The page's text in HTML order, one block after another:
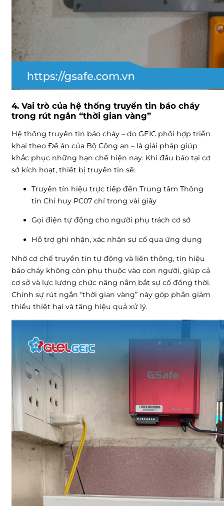
4. Vai trò của hệ thống truyền tin báo cháy
trong rút ngắn “thời gian vàng”
Hệ thống truyền tin báo cháy – do GEIC phối hợp triển
khai theo Đề án của Bộ Công an – là giải pháp giúp
khắc phục những hạn chế hiện nay. Khi đầu báo tại cơ
sở kích hoạt, thiết bị truyền tin sẽ:
Truyền tín hiệu trực tiếp đến Trung tâm Thông
tin Chỉ huy PC07 chỉ trong vài giây
Gọi điện tự động cho người phụ trách cơ sở
Hỗ trợ ghi nhận, xác nhận sự cố qua ứng dụng
Nhờ cơ chế truyền tin tự động và liên thông, tín hiệu
báo cháy không còn phụ thuộc vào con người, giúp cả
cơ sở và lực lượng chức năng nắm bắt sự cố đồng thời.
Chính sự rút ngắn “thời gian vàng” này góp phần giảm
thiểu thiệt hại và tăng hiệu quả xử lý.